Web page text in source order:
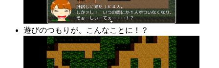
遊びのつもりが、こんなことに！？